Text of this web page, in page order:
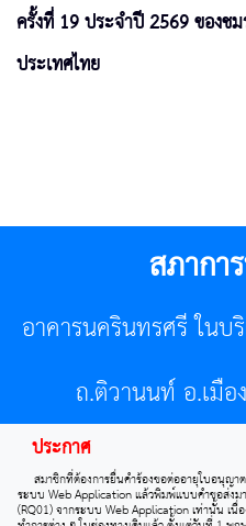
ครั้งที่ 19 ประจำปี 2569 ของช
ประเทศไทย
สภากา
อาคารนครินทรศรี ในบ
ถ.ติวานนท์ อ.เมื
โทรศัพท์ 02-596-7500 โ
ประกาศ
สมาชิกที่ต้องการยื่นคำร้องขอต่ออายุใบอนุญ
ระบบ Web Application แล้วพิมพ์แบบคำขอส่งม
(RQ01) จากระบบ Web Application เท่านั้น เนื่